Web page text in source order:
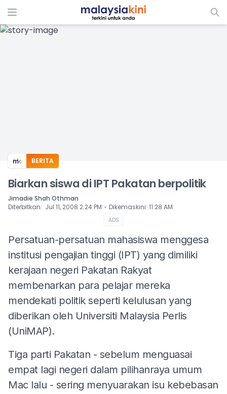
ADS
BERITA
Biarkan siswa di IPT Pakatan berpolitik
Jimadie Shah Othman
Diterbitkan: Jul 11, 2008 2:24 PM ⋅ Dikemaskini: 11:28 AM
ADS
Persatuan-persatuan mahasiswa menggesa
institusi pengajian tinggi (IPT) yang dimiliki
kerajaan negeri Pakatan Rakyat
membenarkan para pelajar mereka
mendekati politik seperti kelulusan yang
diberikan oleh Universiti Malaysia Perlis
(UniMAP).
Tiga parti Pakatan - sebelum menguasai
empat lagi negeri dalam pilihanraya umum
Mac lalu - sering menyuarakan isu kebebasan